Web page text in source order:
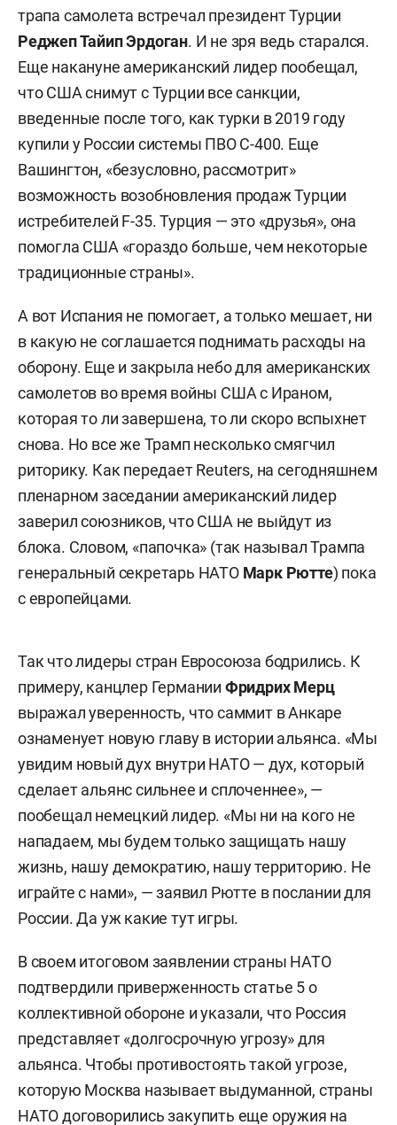
трапа самолета встречал президент Турции
Реджеп Тайип Эрдоган. И не зря ведь старался.
Еще накануне американский лидер пообещал,
что США снимут с Турции все санкции,
введенные после того, как турки в 2019 году
купили у России системы ПВО С-400. Еще
Вашингтон, «безусловно, рассмотрит»
возможность возобновления продаж Турции
истребителей F-35. Турция — это «друзья», она
помогла США «гораздо больше, чем некоторые
традиционные страны».
А вот Испания не помогает, а только мешает, ни
в какую не соглашается поднимать расходы на
оборону. Еще и закрыла небо для американских
самолетов во время войны США с Ираном,
которая то ли завершена, то ли скоро вспыхнет
снова. Но все же Трамп несколько смягчил
риторику. Как передает Reuters, на сегодняшнем
пленарном заседании американский лидер
заверил союзников, что США не выйдут из
блока. Словом, «папочка» (так называл Трампа
генеральный секретарь НАТО Марк Рютте) пока
с европейцами.
Так что лидеры стран Евросоюза бодрились. К
примеру, канцлер Германии Фридрих Мерц
выражал уверенность, что саммит в Анкаре
ознаменует новую главу в истории альянса. «Мы
увидим новый дух внутри НАТО — дух, который
сделает альянс сильнее и сплоченнее», —
пообещал немецкий лидер. «Мы ни на кого не
нападаем, мы будем только защищать нашу
жизнь, нашу демократию, нашу территорию. Не
играйте с нами», — заявил Рютте в послании для
России. Да уж какие тут игры.
В своем итоговом заявлении страны НАТО
подтвердили приверженность статье 5 о
коллективной обороне и указали, что Россия
представляет «долгосрочную угрозу» для
альянса. Чтобы противостоять такой угрозе,
которую Москва называет выдуманной, страны
НАТО договорились закупить еще оружия на